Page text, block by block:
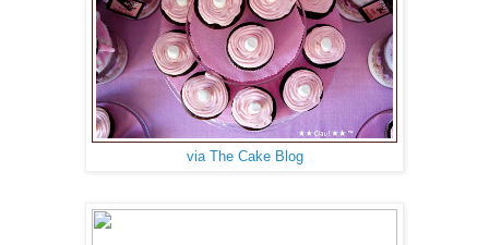
via The Cake Blog